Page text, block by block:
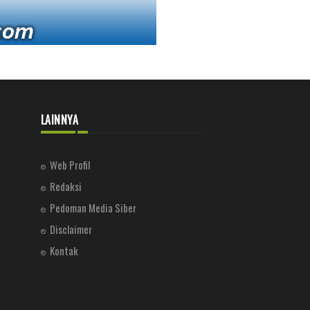
LAINNYA
Web Profil
Redaksi
Pedoman Media Siber
Disclaimer
Kontak